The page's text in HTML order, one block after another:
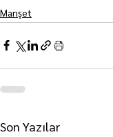
Manşet
Son Yazılar